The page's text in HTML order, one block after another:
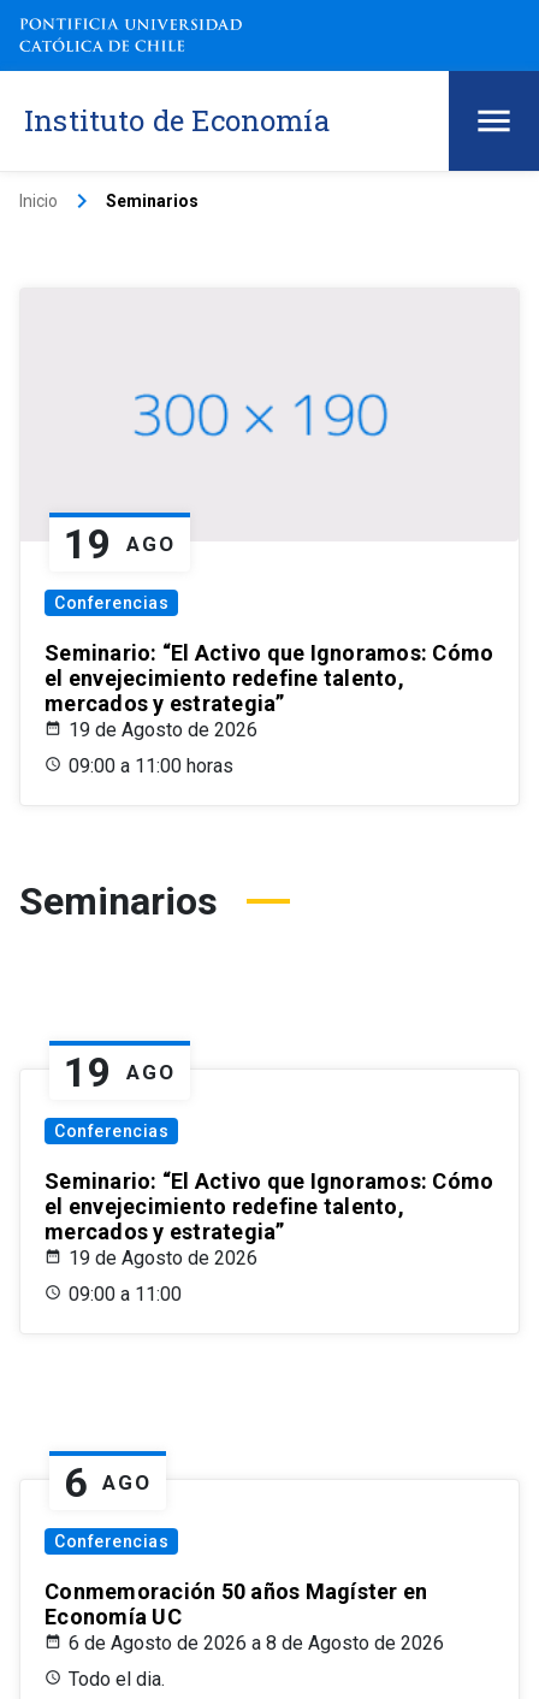
Instituto de Economía
Inicio keyboard_arrow_right Seminarios
19 AGO
Conferencias
Seminario: “El Activo que Ignoramos: Cómo
el envejecimiento redefine talento,
mercados y estrategia”
19 de Agosto de 2026
09:00 a 11:00 horas
Seminarios
19 AGO
Conferencias
Seminario: “El Activo que Ignoramos: Cómo
el envejecimiento redefine talento,
mercados y estrategia”
19 de Agosto de 2026
09:00 a 11:00
6 AGO
Conferencias
Conmemoración 50 años Magíster en
Economía UC
6 de Agosto de 2026 a 8 de Agosto de 2026
Todo el dia.